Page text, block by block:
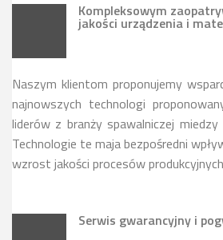
Kompleksowym
jakości urządzenia i
Naszym klientom proponujemy
najnowszych technologi
liderów z branży spawalniczej
Technologie te maja bezpośredni
wzrost jakości procesów
Serwis gwarancyjny i